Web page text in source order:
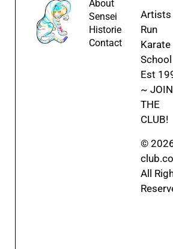
About
Sensei
Historie
Contact
Artists
Run
Karate
School
Est
~ JOIN
THE
CLUB!
©
All